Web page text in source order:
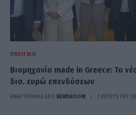
ΠΟΛΙΤΙΚΉ
Βιομηχανία made in Greece: Το
δισ. ευρώ επενδύσεων
ΑΝΑΡΤΗΘΗΚΕ ΑΠΟ NEWSROOM 7 ΑΥΓΟΎΣΤΟΥ